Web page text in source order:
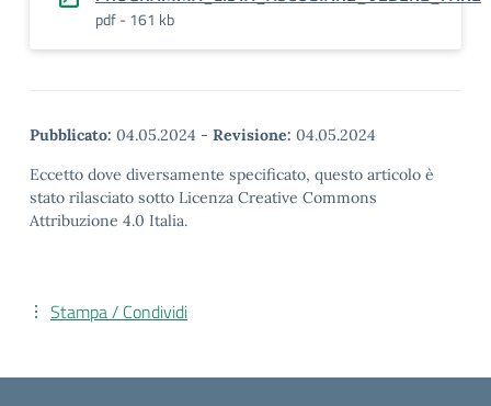
pdf - 161 kb
Pubblicato: 04.05.2024 - Revisione: 04.05.2024
Eccetto dove diversamente specificato, questo articolo è
stato rilasciato sotto Licenza Creative Commons
Attribuzione 4.0 Italia.
Stampa / Condividi